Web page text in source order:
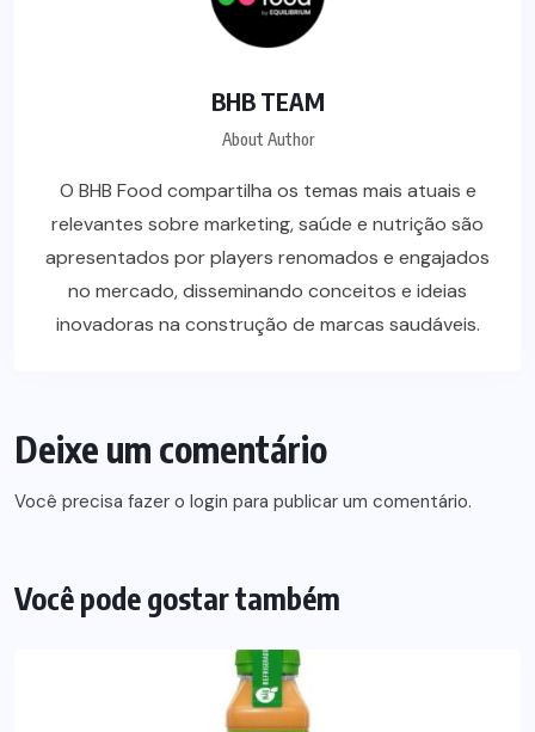
BHB TEAM
About Author
O BHB Food compartilha os temas mais atuais e
relevantes sobre marketing, saúde e nutrição são
apresentados por players renomados e engajados
no mercado, disseminando conceitos e ideias
inovadoras na construção de marcas saudáveis.
Deixe um comentário
Você precisa fazer o login para publicar um comentário.
Você pode gostar também